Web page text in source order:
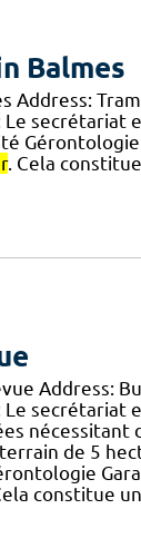
Balmes
Address:
secrétariat
. Cela
Address:
secrétariat
nécessitant
de 5
constitue